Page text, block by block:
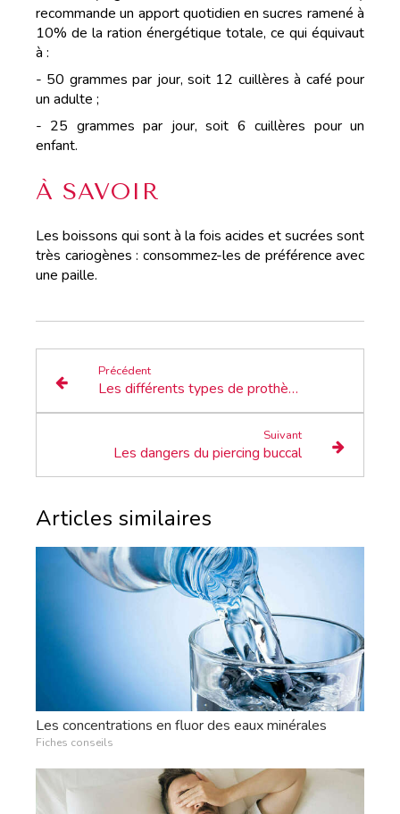
recommande un apport quotidien en sucres ramené à
10% de la ration énergétique totale, ce qui équivaut
à :
- 50 grammes par jour, soit 12 cuillères à café pour
un adulte ;
- 25 grammes par jour, soit 6 cuillères pour un
enfant.
À SAVOIR
Les boissons qui sont à la fois acides et sucrées sont
très cariogènes : consommez-les de préférence avec
une paille.
Précédent
Les différents types de prothèses dentaires
Suivant
Les dangers du piercing buccal
Articles similaires
Les concentrations en fluor des eaux minérales
Fiches conseils